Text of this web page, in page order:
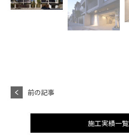
前の記事
施工実績一覧